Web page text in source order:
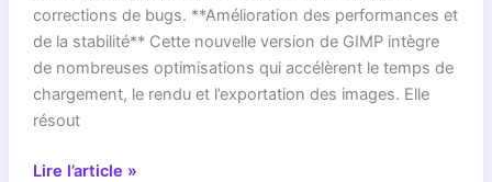
d’images
libre
corrections de bugs. **Amélioration des performances et
de la stabilité** Cette nouvelle version de GIMP intègre
de nombreuses optimisations qui accélèrent le temps de
chargement, le rendu et l’exportation des images. Elle
résout
GIMP
Lire l’article »